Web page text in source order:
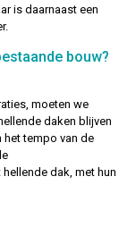
is daarnaast een
bouw?
moeten we
daken blijven
het tempo van de
dak, met hun